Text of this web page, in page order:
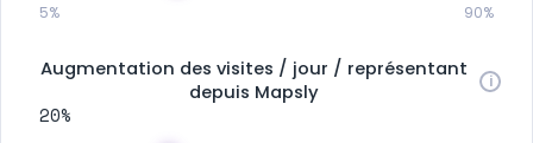
5% 90%
Augmentation des visites / jour / représentant
depuis Mapsly
20%